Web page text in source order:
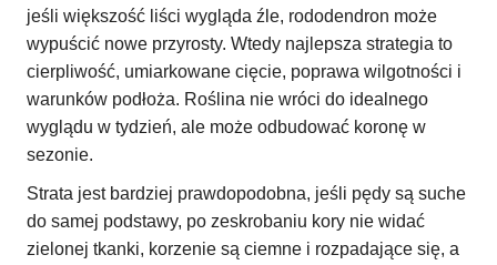
jeśli większość liści wygląda źle, rododendron może
wypuścić nowe przyrosty. Wtedy najlepsza strategia to
cierpliwość, umiarkowane cięcie, poprawa wilgotności i
warunków podłoża. Roślina nie wróci do idealnego
wyglądu w tydzień, ale może odbudować koronę w
sezonie.
Strata jest bardziej prawdopodobna, jeśli pędy są suche
do samej podstawy, po zeskrobaniu kory nie widać
zielonej tkanki, korzenie są ciemne i rozpadające się, a